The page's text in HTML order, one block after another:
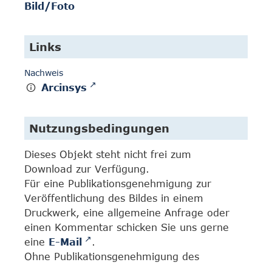
Bild/Foto
Links
Nachweis
Arcinsys
Nutzungsbedingungen
Dieses Objekt steht nicht frei zum
Download zur Verfügung.
Für eine Publikationsgenehmigung zur
Veröffentlichung des Bildes in einem
Druckwerk, eine allgemeine Anfrage oder
einen Kommentar schicken Sie uns gerne
eine E-Mail
.
Ohne Publikationsgenehmigung des